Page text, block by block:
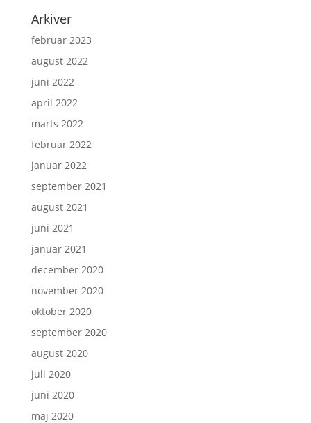
Arkiver
februar 2023
august 2022
juni 2022
april 2022
marts 2022
februar 2022
januar 2022
september 2021
august 2021
juni 2021
januar 2021
december 2020
november 2020
oktober 2020
september 2020
august 2020
juli 2020
juni 2020
maj 2020